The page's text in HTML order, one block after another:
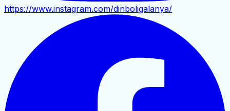
https://www.instagram.com/dinboligalanya/